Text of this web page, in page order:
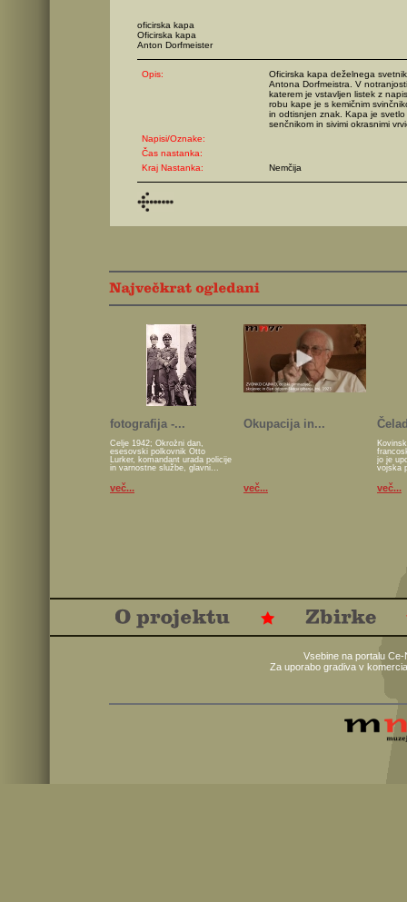
oficirska kapa
Oficirska kapa
Anton Dorfmeister
Opis:
Oficirska kapa deželnega
Antona Dorfmeistra. V
katerem je vstavljen listek z
robu kape je s kemičnim
in odtisnjen znak. Kapa je svetlo
senčnikom in sivimi okrasnimi
Napisi/Oznake:
Čas nastanka:
Kraj Nastanka:
Nemčija
fotografija -...
Celje 1942; Okrožni dan,
esesovski polkovnik Otto
Lurker, komandant urada policije
in varnostne službe, glavni...
več...
Okupacija in...
več...
jo je
vojska
več...
Vsebine na portalu
Za uporabo gradiva v